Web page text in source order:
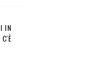
IN